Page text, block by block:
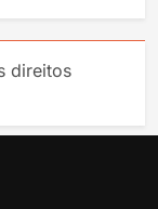
direitos